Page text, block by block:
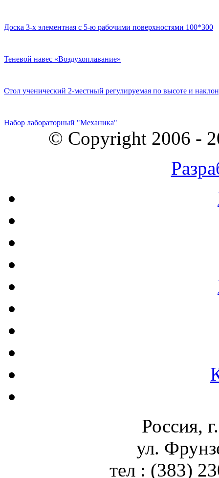
Доска 3-х элементная с 5-ю рабочими поверхностями 100*300
Теневой навес «Воздухоплавание»
Стол ученический 2-местный регулируемая по высоте и
Набор лабораторный "Механика"
© Copyright 2006 -
Россия,
ул.
тел : (383)